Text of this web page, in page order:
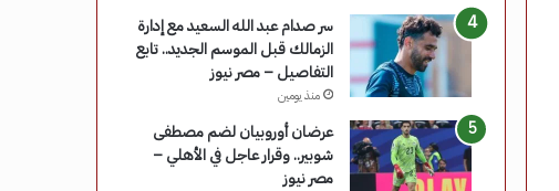
سر صدام عبد الله السعيد مع إدارة
الزمالك قبل الموسم الجديد.. تابع
التفاصيل – مصر نيوز
منذ يومين
عرضان أوروبيان لضم مصطفى
شوبير.. وقرار عاجل في الأهلي –
مصر نيوز